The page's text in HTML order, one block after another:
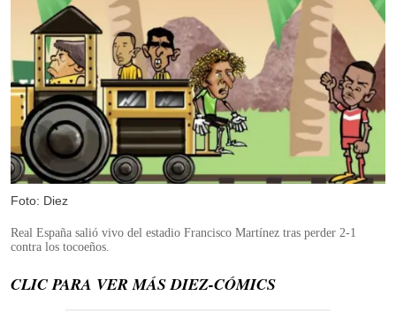
Foto: Diez
Real España salió vivo del estadio Francisco Martínez tras perder 2-1
contra los tocoeños.
CLIC PARA VER MÁS DIEZ-CÓMICS